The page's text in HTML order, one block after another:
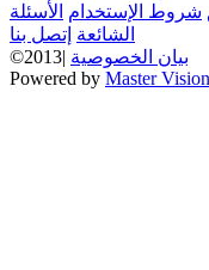
شروط الإستخدام الأسئلة
الشائعة إتصل بنا
©2013| بيان الخصوصية
Powered by Master Vision